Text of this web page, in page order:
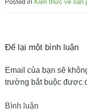
Posted in Kiến thức về sản
Để lại một bình luận
Email của bạn sẽ
trường bắt buộc được
Bình luận